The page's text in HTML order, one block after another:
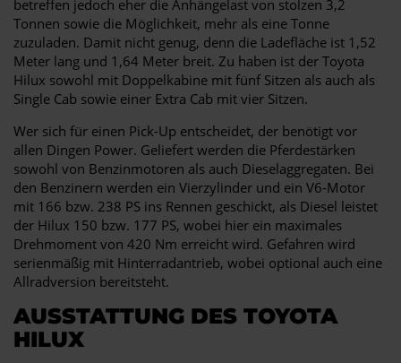
betreffen jedoch eher die Anhängelast von stolzen 3,2
Tonnen sowie die Möglichkeit, mehr als eine Tonne
zuzuladen. Damit nicht genug, denn die Ladefläche ist 1,52
Meter lang und 1,64 Meter breit. Zu haben ist der Toyota
Hilux sowohl mit Doppelkabine mit fünf Sitzen als auch als
Single Cab sowie einer Extra Cab mit vier Sitzen.
Wer sich für einen Pick-Up entscheidet, der benötigt vor
allen Dingen Power. Geliefert werden die Pferdestärken
sowohl von Benzinmotoren als auch Dieselaggregaten. Bei
den Benzinern werden ein Vierzylinder und ein V6-Motor
mit 166 bzw. 238 PS ins Rennen geschickt, als Diesel leistet
der Hilux 150 bzw. 177 PS, wobei hier ein maximales
Drehmoment von 420 Nm erreicht wird. Gefahren wird
serienmäßig mit Hinterradantrieb, wobei optional auch eine
Allradversion bereitsteht.
AUSSTATTUNG DES TOYOTA
HILUX